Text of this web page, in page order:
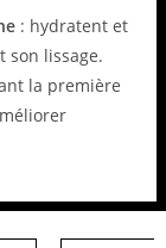
: hydratent et
son lissage.
la première